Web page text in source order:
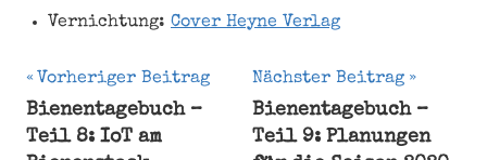
Vernichtung: Cover Heyne Verlag
blog
Blomkvist
Beitragsnavigation
Vorheriger Beitrag
Bienentagebuch –
Teil 8: IoT am
Nächster Beitrag
Bienentagebuch –
Teil 9: Planungen